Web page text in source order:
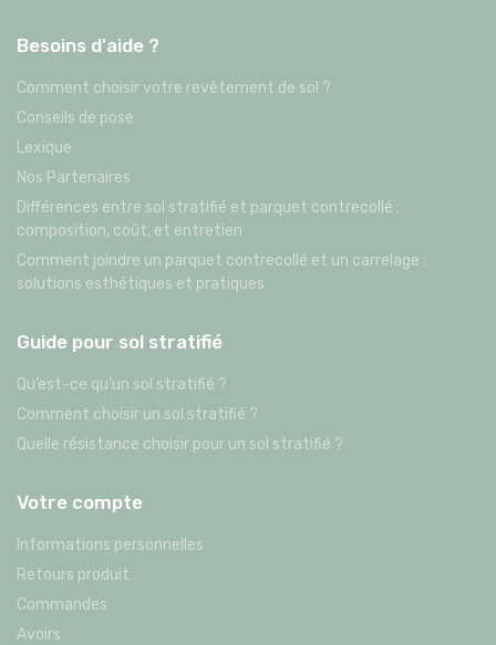
Besoins d'aide ?
Comment choisir votre revêtement de sol ?
Conseils de pose
Lexique
Nos Partenaires
Différences entre sol stratifié et parquet contrecollé :
composition, coût, et entretien
Comment joindre un parquet contrecollé et un carrelage :
solutions esthétiques et pratiques
Guide pour sol stratifié
Qu’est-ce qu’un sol stratifié ?
Comment choisir un sol stratifié ?
Quelle résistance choisir pour un sol stratifié ?
Votre compte
Informations personnelles
Retours produit
Commandes
Avoirs